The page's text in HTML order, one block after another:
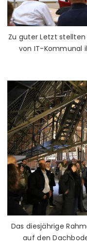
Zu guter Letzt
von IT-Kommunal
Das diesjährige
auf den